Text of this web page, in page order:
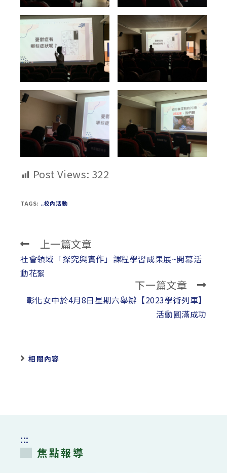
Post Views: 322
TAGS: ..校內活動
Read
more
articles
上一篇文章
社會領域「探究與實作」課程學習成果展~開幕活
動花絮
下一篇文章
彰化女中於4月8日星期六舉辦【2023學術列車】
活動圓滿成功
相關內容
:::
焦點報導